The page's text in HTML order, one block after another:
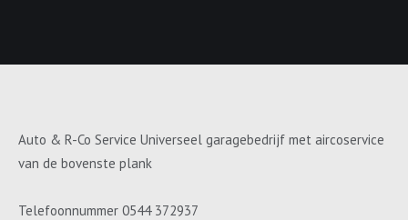
Auto & R-Co Service Universeel garagebedrijf met aircoservice
van de bovenste plank
Telefoonnummer 0544 372937